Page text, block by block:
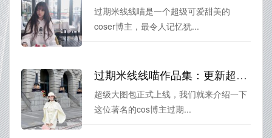
过期米线线喵是一个超级可爱甜美的
coser博主，最令人记忆犹...
过期米线线喵作品集：更新超速！超级大图包正式上线
超级大图包正式上线，我们就来介绍一下
这位著名的cos博主过期...